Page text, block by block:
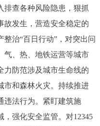
咨询 我要建议
图说互动
排查各种风险隐患，狠抓
故发生，营造安全稳定的
治“百日行动”，对突出问
气、热、地铁运营等城市
力防范涉及城市生命线的
市和森林火灾。持续推进
违法行为。紧盯建筑施
强化安全监管。对12345